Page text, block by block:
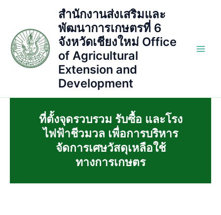
content
สำนักงานส่งเสริมและ
พัฒนาการเกษตรที่ 6
จังหวัดเชียงใหม่ Office
of Agricultural
Extension and
Development
ที่ตั้งจุดรวบรวม รับซื้อ และโรง
ไฟฟ้าชีวมวล เพื่อการบริหาร
จัดการเศษวัสดุเหลือใช้
ทางการเกษตร